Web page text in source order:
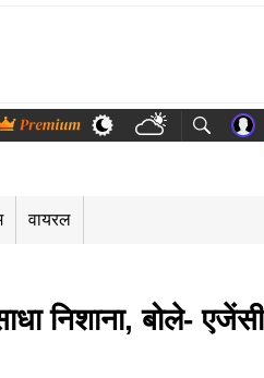
Bengali Telugu Tamil
वायरल
निशाना, बोले-